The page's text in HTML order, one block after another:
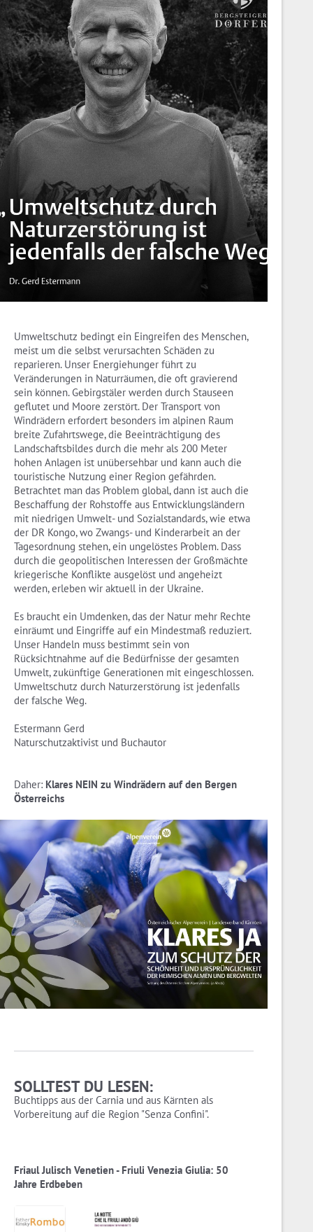
Umweltschutz bedingt ein Eingreifen des Menschen,
meist um die selbst verursachten Schäden zu
reparieren. Unser Energiehunger führt zu
Veränderungen in Naturräumen, die oft gravierend
sein können. Gebirgstäler werden durch Stauseen
geflutet und Moore zerstört. Der Transport von
Windrädern erfordert besonders im alpinen Raum
breite Zufahrtswege, die Beeinträchtigung des
Landschaftsbildes durch die mehr als 200 Meter
hohen Anlagen ist unübersehbar und kann auch die
touristische Nutzung einer Region gefährden.
Betrachtet man das Problem global, dann ist auch die
Beschaffung der Rohstoffe aus Entwicklungsländern
mit niedrigen Umwelt- und Sozialstandards, wie etwa
der DR Kongo, wo Zwangs- und Kinderarbeit an der
Tagesordnung stehen, ein ungelöstes Problem. Dass
durch die geopolitischen Interessen der Großmächte
kriegerische Konflikte ausgelöst und angeheizt
werden, erleben wir aktuell in der Ukraine.
Es braucht ein Umdenken, das der Natur mehr Rechte
einräumt und Eingriffe auf ein Mindestmaß reduziert.
Unser Handeln muss bestimmt sein von
Rücksichtnahme auf die Bedürfnisse der gesamten
Umwelt, zukünftige Generationen mit eingeschlossen.
Umweltschutz durch Naturzerstörung ist jedenfalls
der falsche Weg.
Estermann Gerd
Naturschutzaktivist und Buchautor
Daher: Klares NEIN zu Windrädern auf den Bergen
Österreichs
SOLLTEST DU LESEN:
Buchtipps aus der Carnia und aus Kärnten als
Vorbereitung auf die Region "Senza Confini".
Friaul Julisch Venetien - Friuli Venezia Giulia: 50
Jahre Erdbeben